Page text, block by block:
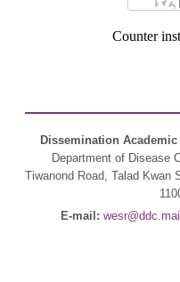
Counter
Dissemination
Department of Disease
Tiwanond Road, Talad Kwan
E-mail: